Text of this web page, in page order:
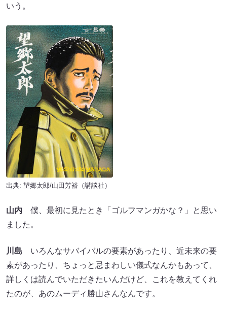
いう。
出典: 望郷太郎/山田芳裕（講談社）
山内 僕、最初に見たとき「ゴルフマンガかな？」と思い
ました。
川島 いろんなサバイバルの要素があったり、近未来の要
素があったり、ちょっと忌まわしい儀式なんかもあって、
詳しくは読んでいただきたいんだけど、これを教えてくれ
たのが、あのムーディ勝山さんなんです。